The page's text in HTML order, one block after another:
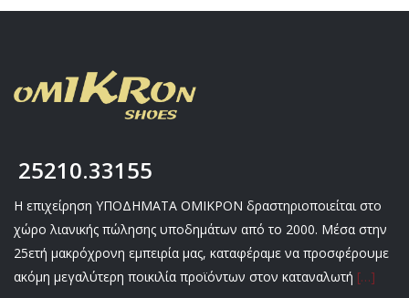
25210.33155
Η επιχείρηση ΥΠΟΔΗΜΑΤΑ ΟΜΙΚΡΟΝ δραστηριοποιείται στο
χώρο λιανικής πώλησης υποδημάτων από το 2000. Μέσα στην
25ετή μακρόχρονη εμπειρία μας, καταφέραμε να προσφέρουμε
ακόμη μεγαλύτερη ποικιλία προϊόντων στον καταναλωτή […]